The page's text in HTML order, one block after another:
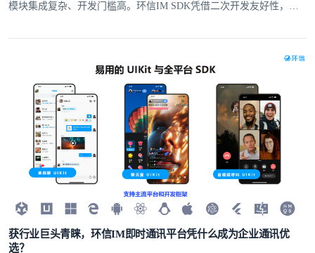
模块集成复杂、开发门槛高。环信IM SDK凭借二次开发友好性，通
验的开发者，也能快速实现单聊、群聊、富媒体消息等功能，大幅降
获行业巨头青睐，环信IM即时通讯平台凭什么成为企业通讯优
选？